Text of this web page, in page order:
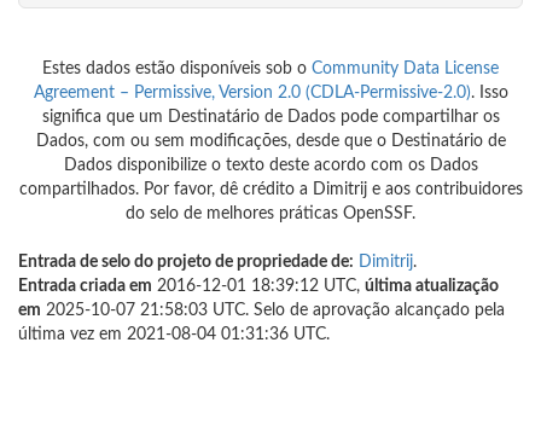
Estes dados estão disponíveis sob o Community Data License
Agreement – Permissive, Version 2.0 (CDLA-Permissive-2.0). Isso
significa que um Destinatário de Dados pode compartilhar os
Dados, com ou sem modificações, desde que o Destinatário de
Dados disponibilize o texto deste acordo com os Dados
compartilhados. Por favor, dê crédito a Dimitrij e aos contribuidores
do selo de melhores práticas OpenSSF.
Entrada de selo do projeto de propriedade de: Dimitrij.
Entrada criada em 2016-12-01 18:39:12 UTC, última atualização
em 2025-10-07 21:58:03 UTC. Selo de aprovação alcançado pela
última vez em 2021-08-04 01:31:36 UTC.